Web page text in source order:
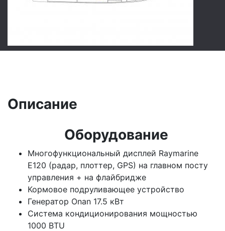
Описание
Оборудование
Многофункциональный дисплей Raymarine
E120 (радар, плоттер, GPS) на главном посту
управления + на флайбридже
Кормовое подруливающее устройство
Генератор Onan 17.5 кВт
Система кондиционирования мощностью
1000 BTU